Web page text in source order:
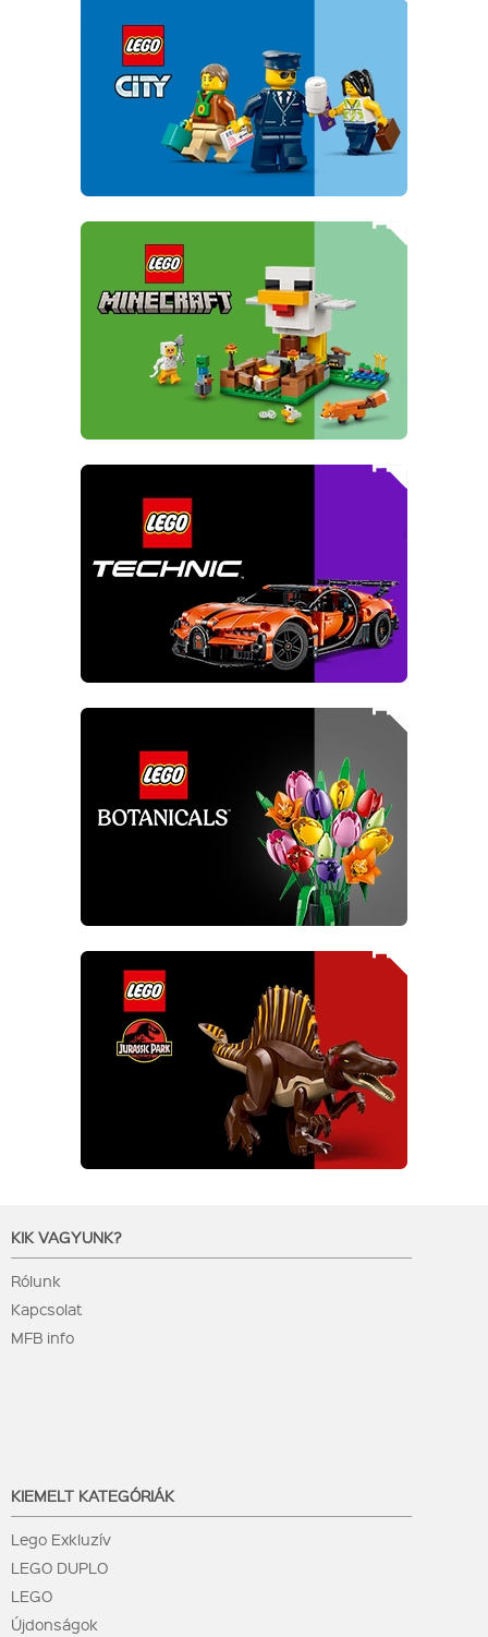
KIK VAGYUNK?
Rólunk
Kapcsolat
MFB info
KIEMELT KATEGÓRIÁK
Lego Exkluzív
LEGO DUPLO
LEGO
Újdonságok